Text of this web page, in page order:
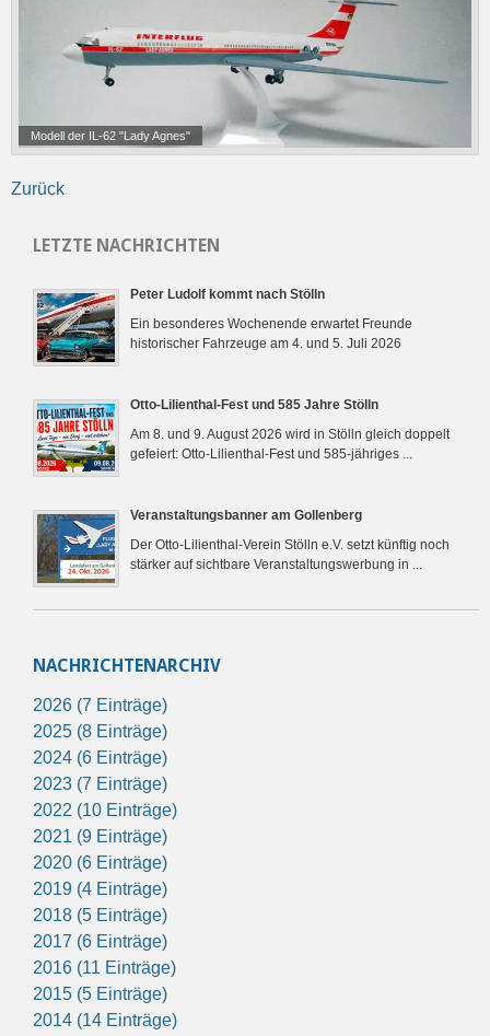
Modell der IL-62 "Lady Agnes"
Zurück
LETZTE NACHRICHTEN
Peter Ludolf kommt nach Stölln
Ein besonderes Wochenende erwartet Freunde
historischer Fahrzeuge am 4. und 5. Juli 2026
Otto-Lilienthal-Fest und 585 Jahre Stölln
Am 8. und 9. August 2026 wird in Stölln gleich doppelt
gefeiert: Otto-Lilienthal-Fest und 585-jähriges ...
Veranstaltungsbanner am Gollenberg
Der Otto-Lilienthal-Verein Stölln e.V. setzt künftig noch
stärker auf sichtbare Veranstaltungswerbung in ...
NACHRICHTENARCHIV
2026 (7 Einträge)
2025 (8 Einträge)
2024 (6 Einträge)
2023 (7 Einträge)
2022 (10 Einträge)
2021 (9 Einträge)
2020 (6 Einträge)
2019 (4 Einträge)
2018 (5 Einträge)
2017 (6 Einträge)
2016 (11 Einträge)
2015 (5 Einträge)
2014 (14 Einträge)